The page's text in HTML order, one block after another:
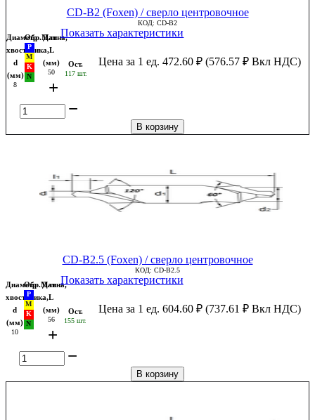
CD-B2 (Foxen) / сверло центровочное
КОД: CD-B2
Диаметр
хвостовика,
d
(мм)
8
Обр.МатДлина,
L
(мм)
50
Показать характеристики
Ост.
117 шт.
Цена за 1 ед. 472.60 ₽ (576.57 ₽ Вкл НДС)
+
−
В корзину
CD-B2.5 (Foxen) / сверло центровочное
КОД: CD-B2.5
Диаметр
хвостовика,
d
(мм)
10
Обр.МатДлина,
L
(мм)
56
Показать характеристики
Ост.
155 шт.
Цена за 1 ед. 604.60 ₽ (737.61 ₽ Вкл НДС)
+
−
В корзину